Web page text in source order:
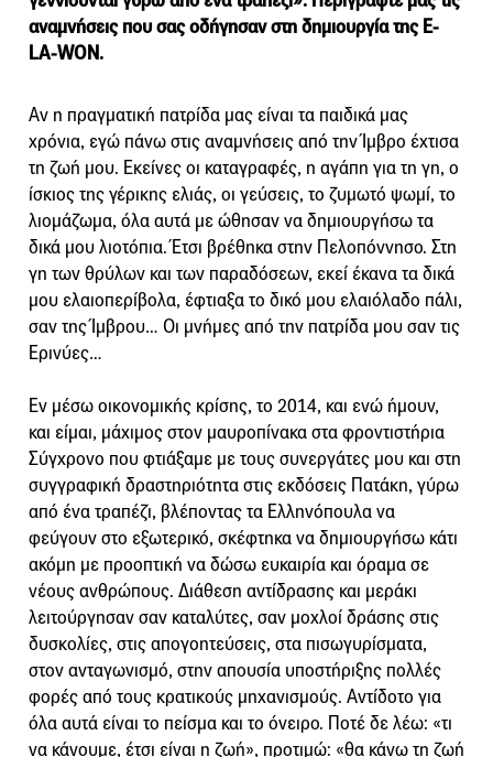
αναμνήσεις που σας οδήγησαν στη δημιουργία της E-
LA-WON.
Αν η πραγματική πατρίδα μας είναι τα παιδικά μας
χρόνια, εγώ πάνω στις αναμνήσεις από την Ίμβρο έχτισα
τη ζωή μου. Εκείνες οι καταγραφές, η αγάπη για τη γη, ο
ίσκιος της γέρικης ελιάς, οι γεύσεις, το ζυμωτό ψωμί, το
λιομάζωμα, όλα αυτά με ώθησαν να δημιουργήσω τα
δικά μου λιοτόπια. Έτσι βρέθηκα στην Πελοπόννησο. Στη
γη των θρύλων και των παραδόσεων, εκεί έκανα τα δικά
μου ελαιοπερίβολα, έφτιαξα το δικό μου ελαιόλαδο πάλι,
σαν της Ίμβρου… Οι μνήμες από την πατρίδα μου σαν τις
Ερινύες…
Εν μέσω οικονομικής κρίσης, το 2014, και ενώ ήμουν,
και είμαι, μάχιμος στον μαυροπίνακα στα φροντιστήρια
Σύγχρονο που φτιάξαμε με τους συνεργάτες μου και στη
συγγραφική δραστηριότητα στις εκδόσεις Πατάκη, γύρω
από ένα τραπέζι, βλέποντας τα Ελληνόπουλα να
φεύγουν στο εξωτερικό, σκέφτηκα να δημιουργήσω κάτι
ακόμη με προοπτική να δώσω ευκαιρία και όραμα σε
νέους ανθρώπους. Διάθεση αντίδρασης και μεράκι
λειτούργησαν σαν καταλύτες, σαν μοχλοί δράσης στις
δυσκολίες, στις απογοητεύσεις, στα πισωγυρίσματα,
στον ανταγωνισμό, στην απουσία υποστήριξης πολλές
φορές από τους κρατικούς μηχανισμούς. Αντίδοτο για
όλα αυτά είναι το πείσμα και το όνειρο. Ποτέ δε λέω: «τι
να κάνουμε, έτσι είναι η ζωή», προτιμώ: «θα κάνω τη ζωή